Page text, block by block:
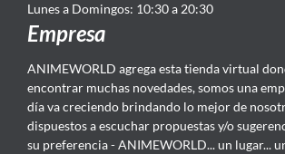
Lunes a Domingos: 10:30 a 20:30
Empresa
ANIMEWORLD agrega esta tienda virtual
encontrar muchas novedades, somos una
día va creciendo brindando lo mejor de
dispuestos a escuchar propuestas y/o
su preferencia - ANIMEWORLD... un lugar...